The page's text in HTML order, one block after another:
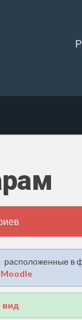
расположенные в
вид